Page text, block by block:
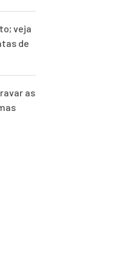
veja
de
as